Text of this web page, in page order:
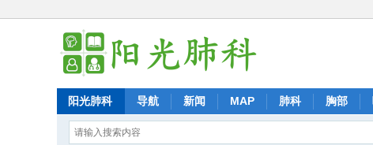
阳光肺科 导航 新闻 MAP 肺科 胸部